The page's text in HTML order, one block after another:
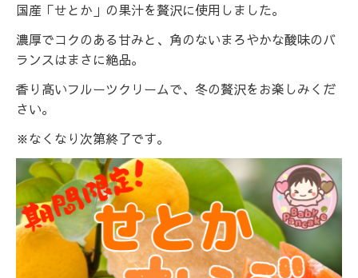
国産「せとか」の果汁を贅沢に使用しました。
濃厚でコクのある甘みと、角のないまろやかな酸味のバ
ランスはまさに絶品。
香り高いフルーツクリームで、冬の贅沢をお楽しみくだ
さい。
※なくなり次第終了です。